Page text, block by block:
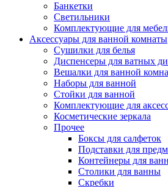
Банкетки
Светильники
Комплектующие для
Аксессуары для ванной комнаты
Сушилки для белья
Диспенсеры для ватных
Вешалки для ванной
Наборы для ванной
Стойки для ванной
Комплектующие для
Косметические зеркала
Прочее
Боксы для салфеток
Подставки для
Контейнеры для
Столики для ванны
Скребки